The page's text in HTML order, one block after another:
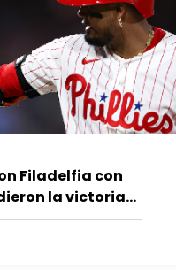
Filadelfia con
la victoria